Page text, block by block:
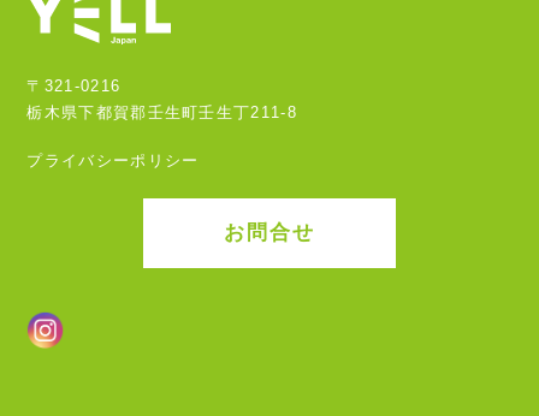
〒321-0216
栃木県下都賀郡壬生町壬生丁211-8
プライバシーポリシー
お問合せ